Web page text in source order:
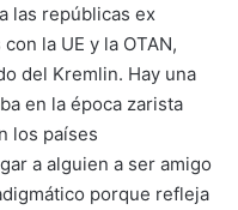
las repúblicas ex
la UE y la OTAN,
del Kremlin. Hay una
en la época zarista
los países
a alguien a ser amigo
porque refleja